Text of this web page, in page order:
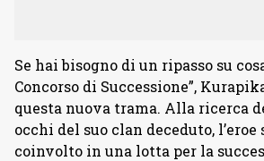
Se hai bisogno di un ripasso su
Concorso di Successione”,
questa nuova trama. Alla ricerca
occhi del suo clan deceduto,
coinvolto in una lotta per la